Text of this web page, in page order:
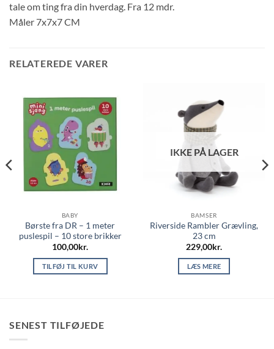
tale om ting fra din hverdag. Fra 12 mdr.
Måler 7x7x7 CM
RELATEREDE VARER
BABY
Børste fra DR – 1 meter
puslespil – 10 store brikker
100,00kr.
TILFØJ TIL KURV
IKKE PÅ LAGER
BAMSER
Riverside Rambler Grævling,
23 cm
229,00kr.
LÆS MERE
SENEST TILFØJEDE